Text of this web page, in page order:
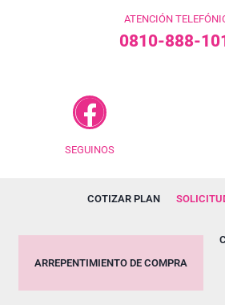
ATENCIÓN
0810-888-
SEGUINOS
COTIZAR PLAN
ARREPENTIMIENTO DE COMPRA